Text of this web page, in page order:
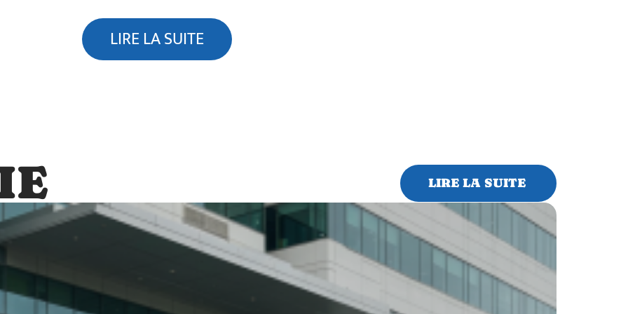
LIRE LA SUITE
LIRE LA SUITE